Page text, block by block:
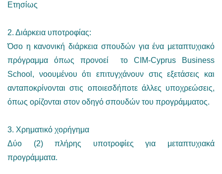
Ετησίως
2. Διάρκεια υποτροφίας:
Όσo η κανονική διάρκεια σπουδών για ένα μεταπτυχιακό
πρόγραμμα όπως προνοεί το CIM-Cyprus Business
School, νοουμένου ότι επιτυγχάνουν στις εξετάσεις και
ανταποκρίνονται στις οποιεσδήποτε άλλες υποχρεώσεις,
όπως ορίζονται στον οδηγό σπουδών του προγράμματος.
3. Χρηματικό χορήγημα
Δύο (2) πλήρης υποτροφίες για μεταπτυχιακά
προγράμματα.